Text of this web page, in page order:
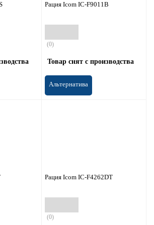
Рация Icom IC-F9011B
(0)
Товар снят с производства
Альтернатива
Рация Icom IC-F4262DT
(0)